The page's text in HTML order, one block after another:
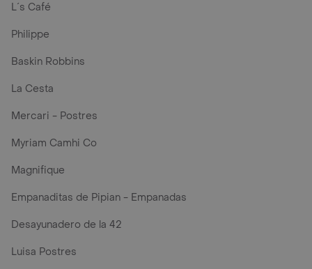
L´s Café
Philippe
Baskin Robbins
La Cesta
Mercari - Postres
Myriam Camhi Co
Magnifique
Empanaditas de Pipian - Empanadas
Desayunadero de la 42
Luisa Postres